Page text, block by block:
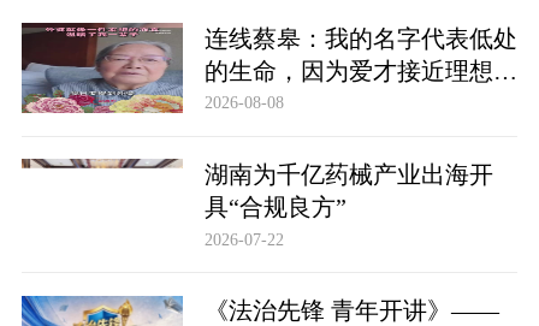
连线蔡皋：我的名字代表低处
的生命，因为爱才接近理想的
高地
2026-08-08
湖南为千亿药械产业出海开
具“合规良方”
2026-07-22
《法治先锋 青年开讲》——